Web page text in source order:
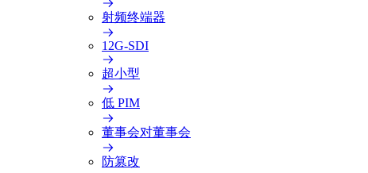
射频终端器
12G-SDI
超小型
低 PIM
董事会对董事会
防篡改